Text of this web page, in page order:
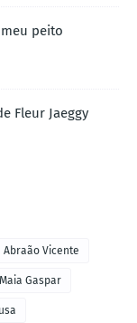
peito
Fleur Jaeggy
Abraão Vicente
Gaspar